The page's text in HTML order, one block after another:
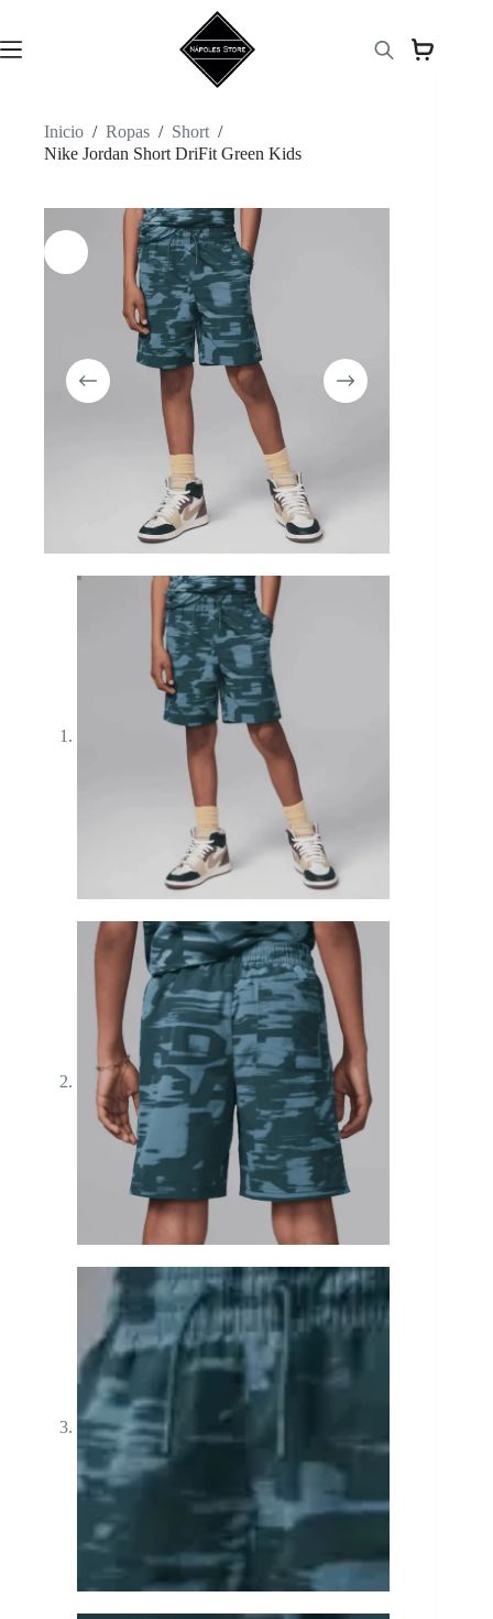
contenido
Inicio / Ropas / Short /
Nike Jordan Short DriFit Green Kids